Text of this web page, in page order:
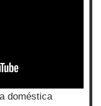
doméstica